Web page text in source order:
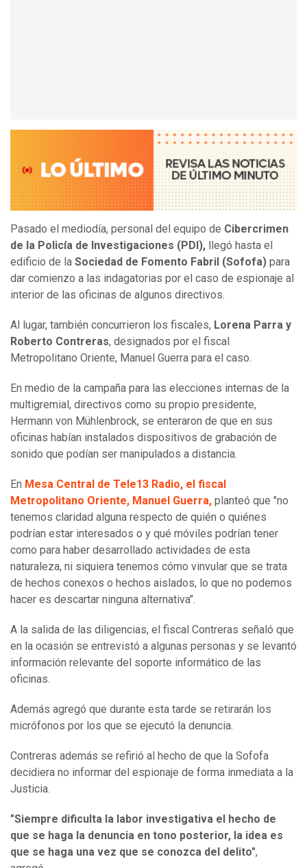
Pasado el mediodía, personal del equipo de Cibercrimen
de la Policía de Investigaciones (PDI),
llegó hasta el
edificio de la Sociedad de Fomento Fabril (Sofofa) para
dar comienzo a las indagatorias por el caso de espionaje al
interior de las oficinas de algunos directivos.
Al lugar, también concurrieron los fiscales, Lorena Parra y
Roberto Contreras, designados por el fiscal
Metropolitano Oriente, Manuel Guerra para el caso.
En medio de la campaña para las elecciones internas de la
multigremial, directivos como su propio presidente,
Hermann von Mühlenbrock, se enteraron de que en sus
oficinas habían instalados dispositivos de grabación de
sonido que podían ser manipulados a distancia.
En Mesa Central de Tele13 Radio, el fiscal
Metropolitano Oriente, Manuel Guerra, planteó que "no
tenemos claridad alguna respecto de quién o quiénes
podrían estar interesados o y qué móviles podrían tener
como para haber desarrollado actividades de esta
naturaleza, ni siquiera tenemos cómo vinvular que se trata
de hechos conexos o hechos aislados, lo que no podemos
hacer es descartar ninguna alternativa".
A la salida de las diligencias, el fiscal Contreras señaló que
en la ocasión se entrevistó a algunas personas y se levantó
información relevante del soporte informático de las
oficinas.
Además agregó que durante esta tarde se retirarán los
micrófonos por los que se ejecutó la denuncia.
Contreras además se refirió al hecho de que la Sofofa
decidiera no informar del espionaje de forma inmediata a la
Justicia.
"Siempre dificulta la labor investigativa el hecho de
que se haga la denuncia en tono posterior, la idea es
que se haga una vez que se conozca del delito",